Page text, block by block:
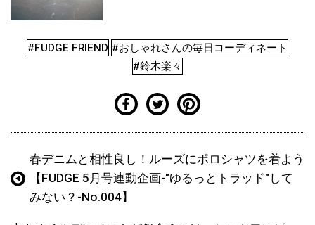
#FUDGE FRIEND #おしゃれさんの毎日コーディネート
#鈴木楽々
春デニムと相性良し！ルーズにポロシャツを着よう
【FUDGE 5月号連動企画-"ゆるっとトラッド"して
みない？-No.004】